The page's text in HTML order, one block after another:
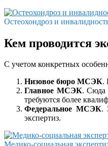
Остеохондроз и
Кем проводится
С учетом конкретных
Низовое бюро МСЭК.
Главное МСЭК. Сюда
требуются более
Федеральное МСЭК.
экспертиз.